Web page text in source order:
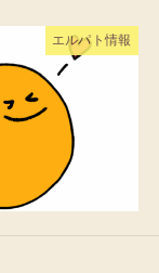
エルパト情報